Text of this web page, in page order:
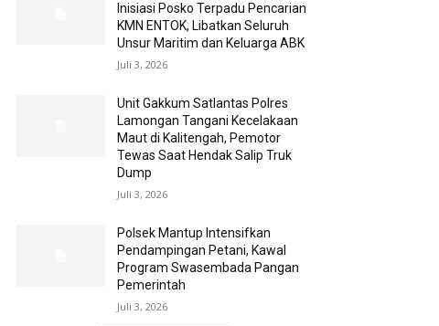
Inisiasi Posko Terpadu Pencarian
KMN ENTOK, Libatkan Seluruh
Unsur Maritim dan Keluarga ABK
Juli 3, 2026
Unit Gakkum Satlantas Polres
Lamongan Tangani Kecelakaan
Maut di Kalitengah, Pemotor
Tewas Saat Hendak Salip Truk
Dump
Juli 3, 2026
Polsek Mantup Intensifkan
Pendampingan Petani, Kawal
Program Swasembada Pangan
Pemerintah
Juli 3, 2026